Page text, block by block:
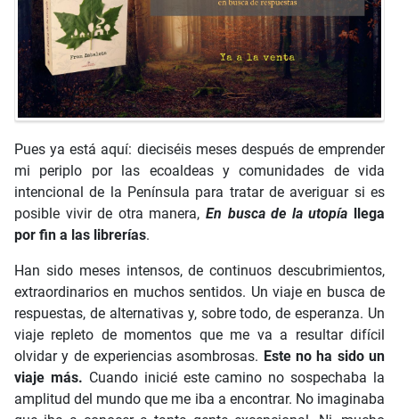
Pues ya está aquí: dieciséis meses después de emprender
mi periplo por las ecoaldeas y comunidades de vida
intencional de la Península para tratar de averiguar si es
posible vivir de otra manera, En busca de la utopía llega
por fin a las librerías.
Han sido meses intensos, de continuos descubrimientos,
extraordinarios en muchos sentidos. Un viaje en busca de
respuestas, de alternativas y, sobre todo, de esperanza. Un
viaje repleto de momentos que me va a resultar difícil
olvidar y de experiencias asombrosas. Este no ha sido un
viaje más. Cuando inicié este camino no sospechaba la
amplitud del mundo que me iba a encontrar. No imaginaba